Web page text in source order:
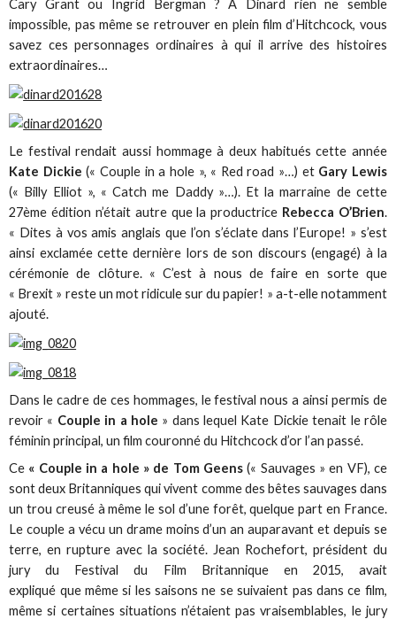
Cary Grant ou Ingrid Bergman ? A Dinard rien ne semble
impossible, pas même se retrouver en plein film d’Hitchcock, vous
savez ces personnages ordinaires à qui il arrive des histoires
extraordinaires…
Le festival rendait aussi hommage à deux habitués cette année
Kate Dickie (« Couple in a hole », « Red road »…) et Gary Lewis
(« Billy Elliot », « Catch me Daddy »…). Et la marraine de cette
27ème édition n’était autre que la productrice Rebecca O’Brien.
« Dites à vos amis anglais que l’on s’éclate dans l’Europe! » s’est
ainsi exclamée cette dernière lors de son discours (engagé) à la
cérémonie de clôture. « C’est à nous de faire en sorte que
« Brexit » reste un mot ridicule sur du papier! » a-t-elle notamment
ajouté.
Dans le cadre de ces hommages, le festival nous a ainsi permis de
revoir « Couple in a hole » dans lequel Kate Dickie tenait le rôle
féminin principal, un film couronné du Hitchcock d’or l’an passé.
Ce « Couple in a hole » de Tom Geens (« Sauvages » en VF), ce
sont deux Britanniques qui vivent comme des bêtes sauvages dans
un trou creusé à même le sol d’une forêt, quelque part en France.
Le couple a vécu un drame moins d’un an auparavant et depuis se
terre, en rupture avec la société. Jean Rochefort, président du
jury du Festival du Film Britannique en 2015, avait
expliqué que même si les saisons ne se suivaient pas dans ce film,
même si certaines situations n’étaient pas vraisemblables, le jury